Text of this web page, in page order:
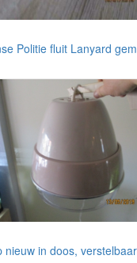
Politie fluit Lanyard
nieuw in doos,